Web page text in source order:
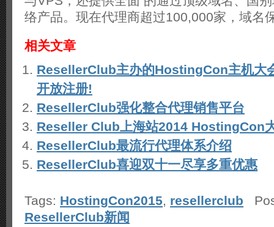
络产品。现在代理商超过100,000家，域名
相关文章
ResellerClub主办的HostingCon主机大
开放注册!
ResellerClub强化整合代理销售平台
Reseller Club上海站2014 HostingCon
ResellerClub最流行代理体系介绍
ResellerClub喜迎双十一尽享多重优惠
Tags: HostingCon2015, resellerclub
ResellerClub新闻